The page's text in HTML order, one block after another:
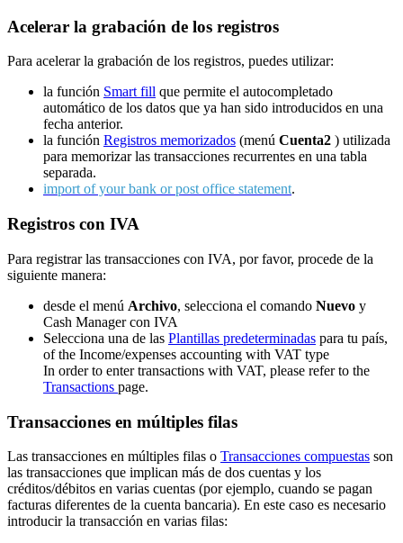
Acelerar la grabación de los registros
Para acelerar la grabación de los registros, puedes utilizar:
la función Smart fill que permite el autocompletado
automático de los datos que ya han sido introducidos en una
fecha anterior.
la función Registros memorizados (menú Cuenta2 ) utilizada
para memorizar las transacciones recurrentes en una tabla
separada.
import of yourbank or post office statement.
Registros con IVA
Para registrar las transacciones con IVA, por favor, procede de la
siguiente manera:
desde el menú Archivo, selecciona el comando Nuevo y
Cash Manager con IVA
Selecciona una de las Plantillas predeterminadas para tu país,
of the Income/expenses accounting with VAT type
In order to enter transactions with VAT, please refer to the
Transactions page.
Transacciones en múltiples filas
Las transacciones en múltiples filas o Transacciones compuestas son
las transacciones que implican más de dos cuentas y los
créditos/débitos en varias cuentas (por ejemplo, cuando se pagan
facturas diferentes de la cuenta bancaria). En este caso es necesario
introducir la transacción en varias filas: